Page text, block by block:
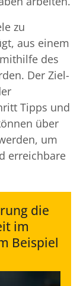
zu
aus einem
des
Der Ziel-
Tipps und
über
um
erreichbare
die
im
Beispiel